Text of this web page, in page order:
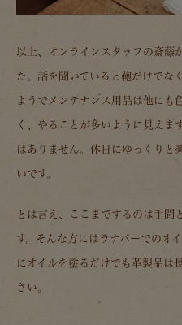
以上、オンラインスタッフの斎藤
た。話を聞いていると鞄だけでな
ようでメンテナンス用品は他にも
く、やることが多いように見えま
はありません。休日にゆっくりと
いです。
とは言え、ここまでするのは手間
す。そんな方にはラナパーでのオ
にオイルを塗るだけでも革製品は
さい。